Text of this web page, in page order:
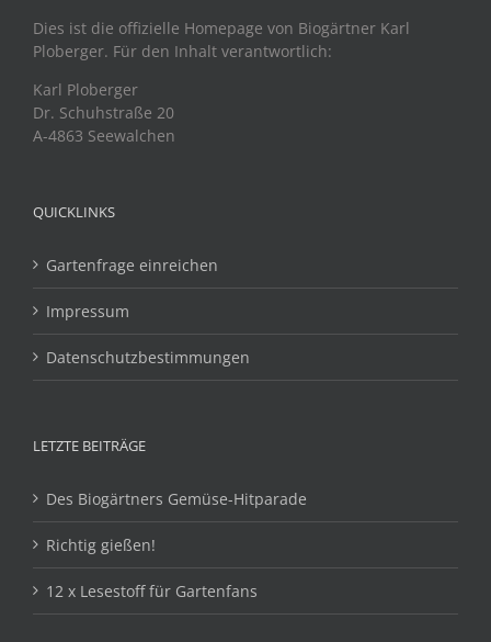
Dies ist die offizielle Homepage von Biogärtner Karl
Ploberger. Für den Inhalt verantwortlich:
Karl Ploberger
Dr. Schuhstraße 20
A-4863 Seewalchen
QUICKLINKS
Gartenfrage einreichen
Impressum
Datenschutzbestimmungen
LETZTE BEITRÄGE
Des Biogärtners Gemüse-Hitparade
Richtig gießen!
12 x Lesestoff für Gartenfans